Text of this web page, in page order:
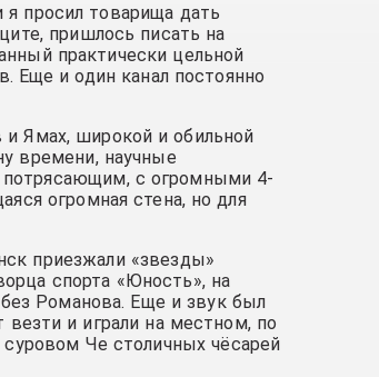
просил товарища дать
пришлось писать на
практически цельной
Еще и один канал постоянно
Ямах, широкой и обильной
времени, научные
потрясающим, с огромными 4-
огромная стена, но для
приезжали «звезды»
спорта «Юность», на
Романова. Еще и звук был
и играли на местном, по
Че столичных чёсарей